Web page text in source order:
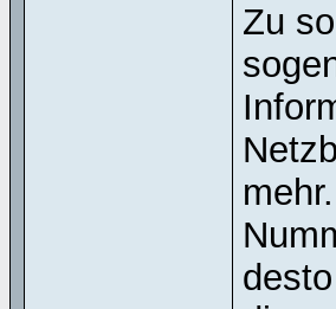
Zu